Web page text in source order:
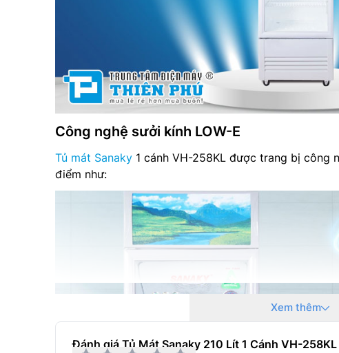
Công nghệ sưởi kính LOW-E
Tủ mát Sanaky 1 cánh VH-258KL được trang bị công
điểm như:
Xem thêm
Đánh giá Tủ Mát Sanaky 210 Lít 1 Cánh VH-258KL